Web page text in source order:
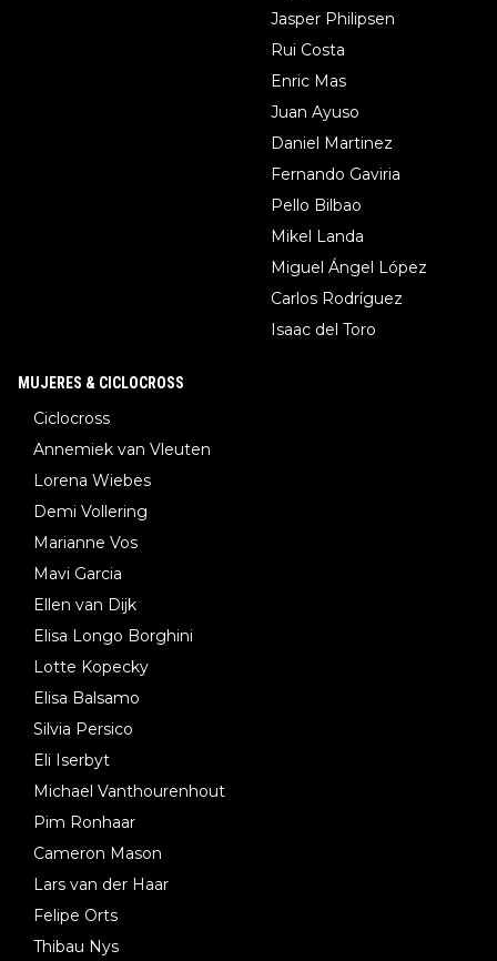
Jasper Philipsen
Rui Costa
Enric Mas
Juan Ayuso
Daniel Martinez
Fernando Gaviria
Pello Bilbao
Mikel Landa
Miguel Ángel López
Carlos Rodríguez
Isaac del Toro
MUJERES & CICLOCROSS
Ciclocross
Annemiek van Vleuten
Lorena Wiebes
Demi Vollering
Marianne Vos
Mavi Garcia
Ellen van Dijk
Elisa Longo Borghini
Lotte Kopecky
Elisa Balsamo
Silvia Persico
Eli Iserbyt
Michael Vanthourenhout
Pim Ronhaar
Cameron Mason
Lars van der Haar
Felipe Orts
Thibau Nys